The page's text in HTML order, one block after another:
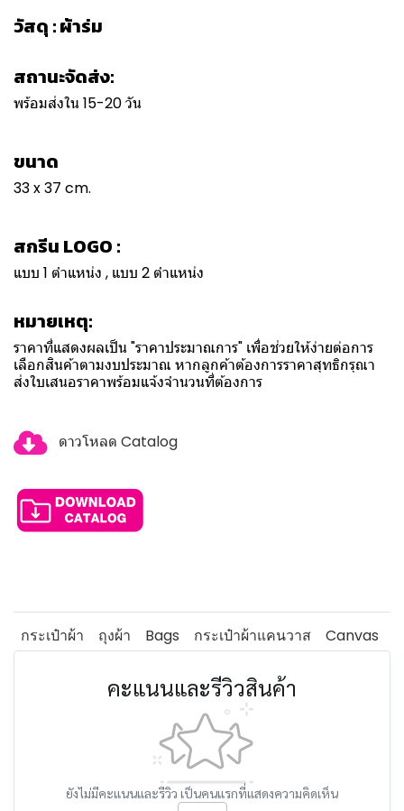
วัสดุ : ผ้าร่ม
สถานะจัดส่ง:
พร้อมส่งใน 15-20 วัน
ขนาด
33 x 37 cm.
สกรีน LOGO :
แบบ 1 ตำแหน่ง , แบบ 2 ตำแหน่ง
หมายเหตุ:
ราคาที่แสดงผลเป็น "ราคาประมาณการ" เพื่อช่วยให้ง่ายต่อการ
เลือกสินค้าตามงบประมาณ หากลูกค้าต้องการราคาสุทธิกรุณา
ส่งใบเสนอราคาพร้อมแจ้งจำนวนที่ต้องการ
ดาวโหลด Catalog
กระเป๋าผ้า ถุงผ้า Bags กระเป๋าผ้าแคนวาส Canvas
คะแนนและรีวิวสินค้า
ยังไม่มีคะแนนและรีวิว เป็นคนแรกที่แสดงความคิดเห็น